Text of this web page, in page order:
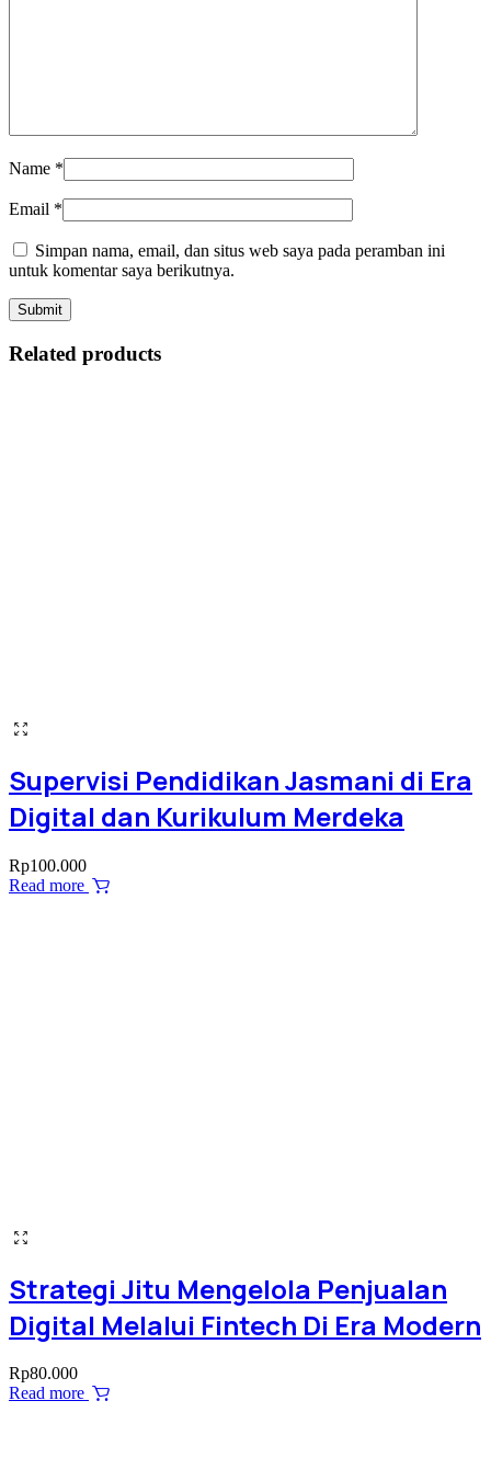
Name *
Email *
Simpan nama, email, dan situs web saya pada peramban ini
untuk komentar saya berikutnya.
Related products
Supervisi Pendidikan Jasmani di Era
Digital dan Kurikulum Merdeka
Rp100.000
Read more
Strategi Jitu Mengelola Penjualan
Digital Melalui Fintech Di Era Modern
Rp80.000
Read more